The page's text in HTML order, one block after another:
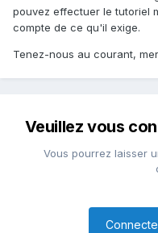
pouvez effectuer le tutoriel
compte de ce qu'il exige.
Tenez-nous au courant,
Veuillez vous
Vous pourrez laisser